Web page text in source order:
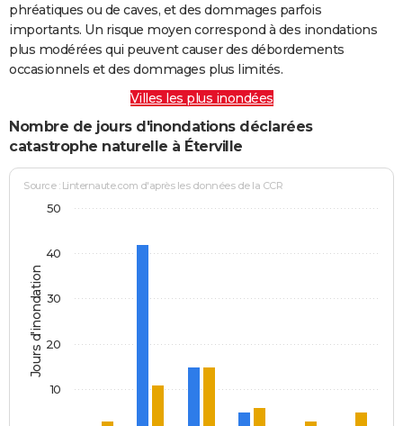
phréatiques ou de caves, et des dommages parfois
importants. Un risque moyen correspond à des inondations
plus modérées qui peuvent causer des débordements
occasionnels et des dommages plus limités.
Villes les plus inondées
Nombre de jours d'inondations déclarées
catastrophe naturelle à Éterville
Jours d'inondation
Source : Linternaute.com d'après les données de la CCR
10
20
30
40
50